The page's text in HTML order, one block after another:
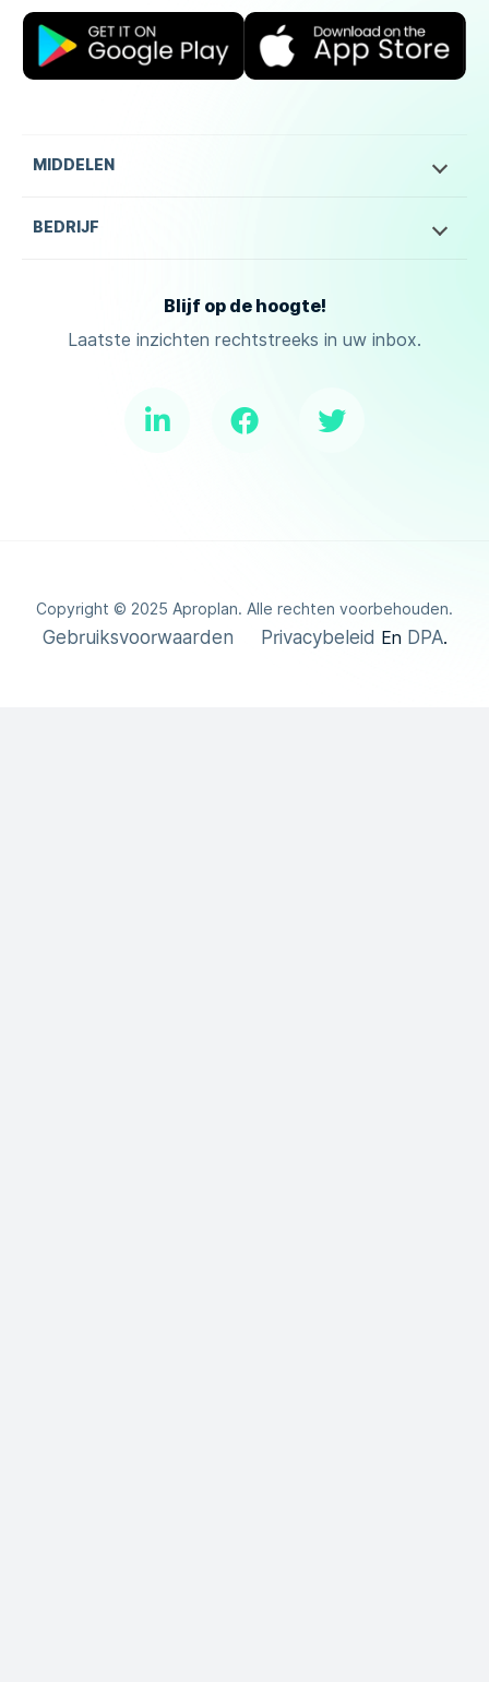
MIDDELEN
BEDRIJF
Blijf op de hoogte!
Laatste inzichten rechtstreeks in uw inbox.
Copyright © 2025 Aproplan. Alle rechten voorbehouden.
Gebruiksvoorwaarden Privacybeleid En DPA.